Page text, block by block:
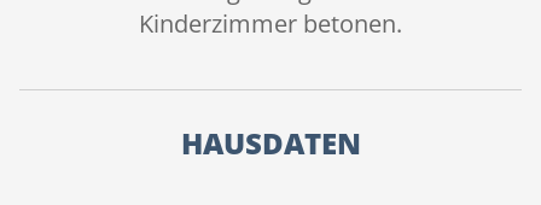
Kinderzimmer betonen.
HAUSDATEN